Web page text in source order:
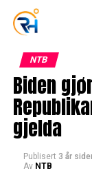
NTB
Biden
gjelda
Publisert 3 år
Av NTB